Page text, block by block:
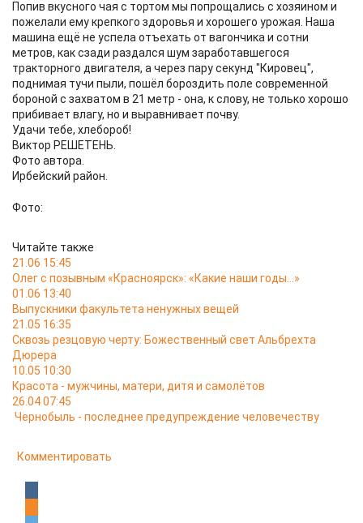
Попив вкусного чая с тортом мы попрощались с хозяином и
пожелали ему крепкого здоровья и хорошего урожая. Наша
машина ещё не успела отъехать от вагончика и сотни
метров, как сзади раздался шум заработавшегося
тракторного двигателя, а через пару секунд "Кировец",
поднимая тучи пыли, пошёл бороздить поле современной
бороной с захватом в 21 метр - она, к слову, не только хорошо
прибивает влагу, но и выравнивает почву.
Удачи тебе, хлебороб!
Виктор РЕШЕТЕНЬ.
Фото автора.
Ирбейский район.
Фото:
Читайте также
21.06 15:45
Олег с позывным «Красноярск»: «Какие наши годы…»
01.06 13:40
Выпускники факультета ненужных вещей
21.05 16:35
Сквозь резцовую черту: Божественный свет Альбрехта
Дюрера
10.05 10:30
Красота - мужчины, матери, дитя и самолётов
26.04 07:45
Чернобыль - последнее предупреждение человечеству
Комментировать